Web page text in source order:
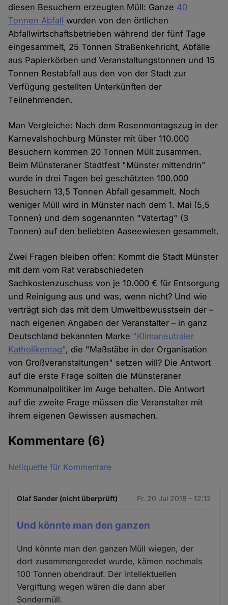
diesen Besuchern erzeugten Müll: Ganze 40
Tonnen Abfall wurden von den örtlichen
Abfallwirtschaftsbetrieben während der fünf Tage
eingesammelt, 25 Tonnen Straßenkehricht, Abfälle
aus Papierkörben und Veranstaltungstonnen und 15
Tonnen Restabfall aus den von der Stadt zur
Verfügung gestellten Unterkünften der
Teilnehmenden.
Man Vergleiche: Nach dem Rosenmontagszug in der
Karnevalshochburg Münster mit über 110.000
Besuchern kommen 20 Tonnen Müll zusammen.
Beim Münsteraner Stadtfest "Münster mittendrin"
wurde in drei Tagen bei geschätzten 100.000
Besuchern 13,5 Tonnen Abfall gesammelt. Noch
weniger Müll wird in Münster nach dem 1. Mai (5,5
Tonnen) und dem sogenannten "Vatertag" (3
Tonnen) auf den beliebten Aaseewiesen gesammelt.
Zwei Fragen bleiben offen: Kommt die Stadt Münster
mit dem vom Rat verabschiedeten
Sachkostenzuschuss von je 10.000 € für Entsorgung
und Reinigung aus und was, wenn nicht? Und wie
verträgt sich das mit dem Umweltbewusstsein der –
nach eigenen Angaben der Veranstalter – in ganz
Deutschland bekannten Marke "Klimaneutraler
Katholikentag", die "Maßstäbe in der Organisation
von Großveranstaltungen" setzen will? Die Antwort
auf die erste Frage sollten die Münsteraner
Kommunalpolitiker im Auge behalten. Die Antwort
auf die zweite Frage müssen die Veranstalter mit
ihrem eigenen Gewissen ausmachen.
Kommentare (6)
Netiquette für Kommentare
Olaf Sander (nicht überprüft) Fr. 20 Jul 2018 - 12:12
Und könnte man den ganzen
Und könnte man den ganzen Müll wiegen, der
dort zusammengeredet wurde, kämen nochmals
100 Tonnen obendrauf. Der intellektuellen
Vergiftung wegen wären die dann aber
Sondermüll.